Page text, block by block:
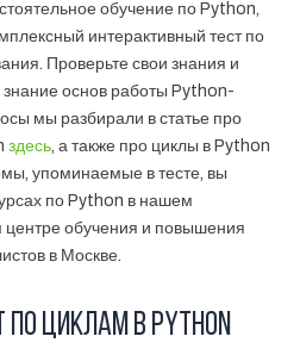
обучение по Python,
интерактивный тест по
Проверьте свои знания и
знание основ работы Python-
мы разбирали в статье про
здесь, а также про циклы в Python
упоминаемые в тесте, вы
по Python в нашем
обучения и повышения
в Москве.
по циклам в Python